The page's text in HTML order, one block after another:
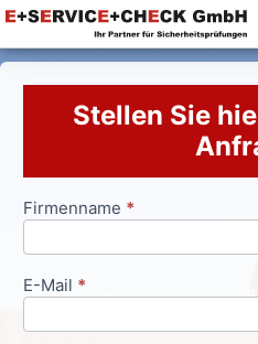
Stellen Sie
Anfrageformular
Firmenname *
E-Mail *